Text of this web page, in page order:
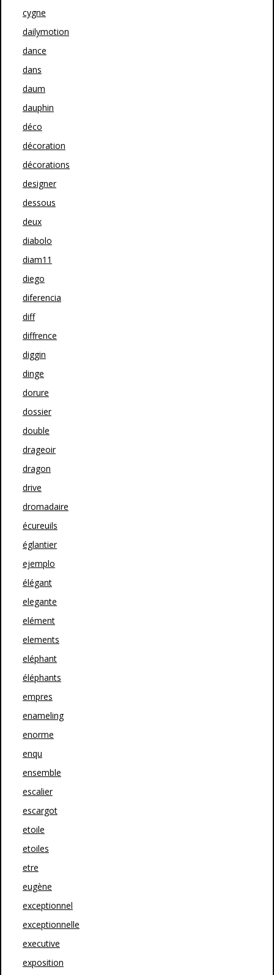
cygne
dailymotion
dance
dans
daum
dauphin
déco
décoration
décorations
designer
dessous
deux
diabolo
diam11
diego
diferencia
diff
diffrence
diggin
dinge
dorure
dossier
double
drageoir
dragon
drive
dromadaire
écureuils
églantier
ejemplo
élégant
elegante
elément
elements
eléphant
éléphants
empres
enameling
enorme
enqu
ensemble
escalier
escargot
etoile
etoiles
etre
eugène
exceptionnel
exceptionnelle
executive
exposition